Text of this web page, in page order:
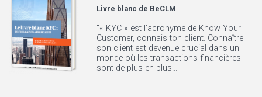
Livre blanc de BeCLM
"« KYC » est l’acronyme de Know Your
Customer, connais ton client. Connaître
son client est devenue crucial dans un
monde où les transactions financières
sont de plus en plus...